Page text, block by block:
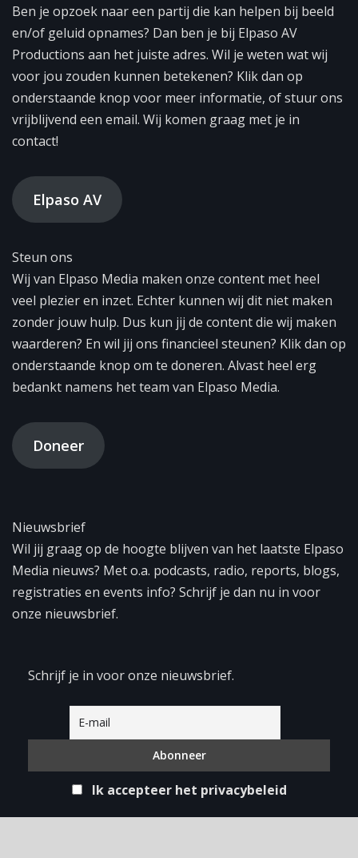
Ben je opzoek naar een partij die kan helpen bij beeld
en/of geluid opnames? Dan ben je bij Elpaso AV
Productions aan het juiste adres. Wil je weten wat wij
voor jou zouden kunnen betekenen? Klik dan op
onderstaande knop voor meer informatie, of stuur ons
vrijblijvend een email. Wij komen graag met je in
contact!
Elpaso AV
Steun ons
Wij van Elpaso Media maken onze content met heel
veel plezier en inzet. Echter kunnen wij dit niet maken
zonder jouw hulp. Dus kun jij de content die wij maken
waarderen? En wil jij ons financieel steunen? Klik dan op
onderstaande knop om te doneren. Alvast heel erg
bedankt namens het team van Elpaso Media.
Doneer
Nieuwsbrief
Wil jij graag op de hoogte blijven van het laatste Elpaso
Media nieuws? Met o.a. podcasts, radio, reports, blogs,
registraties en events info? Schrijf je dan nu in voor
onze nieuwsbrief.
Schrijf je in voor onze nieuwsbrief.
Ik accepteer het privacybeleid